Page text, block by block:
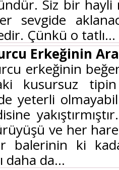
Siz bir hayli
sevgide
Çünkü o tatlı...
Erkeğinin
erkeğinin
kusursuz
yeterli
ve her
balerinin ki
daha da...